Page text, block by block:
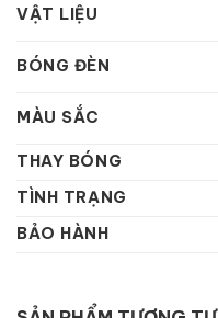
VẬT LIỆU
BÓNG ĐÈN
MÀU SẮC
THAY BÓNG
TÌNH TRẠNG
BẢO HÀNH